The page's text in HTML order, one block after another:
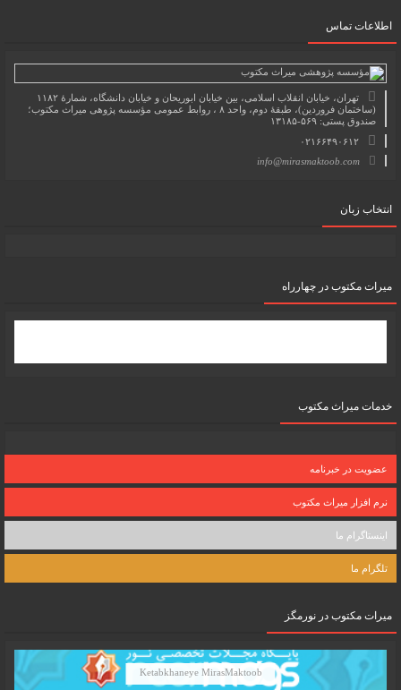
اطلاعات تماس
تهران، خیابان انقلاب اسلامی، بین خیابان ابوریحان و خیابان دانشگاه، شمارۀ ۱۱۸۲
(ساختمان فروردین)، طبقۀ دوم، واحد ۸ ، روابط عمومی مؤسسه پژوهی میراث مکتوب؛
صندوق پستی: ۵۶۹-۱۳۱۸۵
۰۲۱۶۶۴۹۰۶۱۲
info@mirasmaktoob.com
انتخاب زبان
میرات مکتوب در چهارراه
خدمات میراث مکتوب
عضویت در خبرنامه
نرم افزار میراث مکتوب
اینستاگرام ما
تلگرام ما
میرات مکتوب در نورمگز
Ketabkhaneye MirasMaktoob